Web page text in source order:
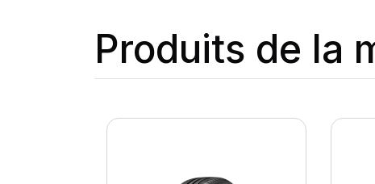
Produits de la